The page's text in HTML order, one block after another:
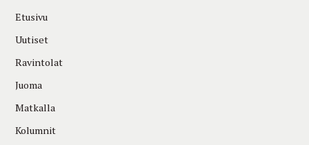
Etusivu
Uutiset
Ravintolat
Juoma
Matkalla
Kolumnit